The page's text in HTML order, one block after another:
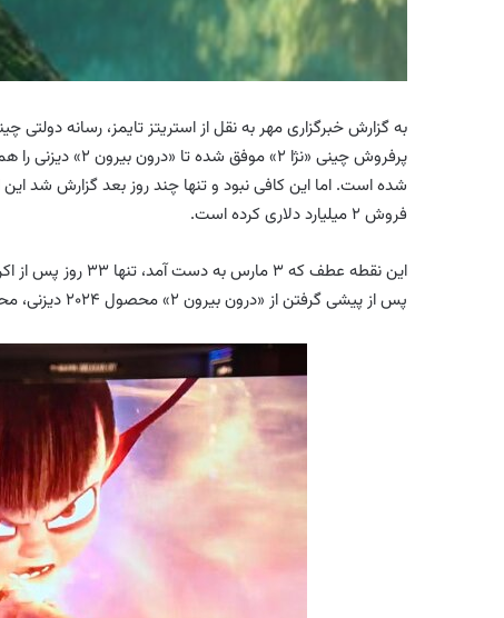
پرفروش چینی «نژا
شده است. اما این کافی نبود و تنها چند روز بعد گزارش شد
فروش ۲ میلیارد دلاری کرده است.
پس از پیشی گرفتن از «درون بیرون ۲» محصول ۲۰۲۴ دیزنی، محقق شد.